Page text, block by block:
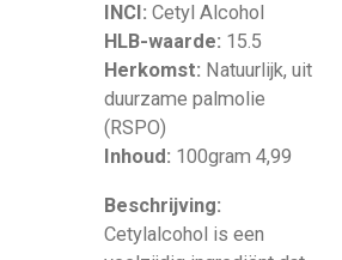
INCI: Cetyl Alcohol
HLB-waarde: 15.5
Herkomst: Natuurlijk, uit
duurzame palmolie
(RSPO)
Inhoud: 100gram 4,99
Beschrijving:
Cetylalcohol is een